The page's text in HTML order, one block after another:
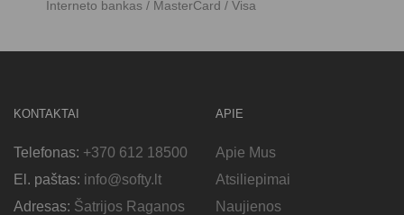
Interneto bankas / MasterCard / Visa
KONTAKTAI
Telefonas: +370 612 18500
El. paštas: info@softy.lt
Adresas: Šatrijos Raganos
APIE
Apie Mus
Atsiliepimai
Naujienos